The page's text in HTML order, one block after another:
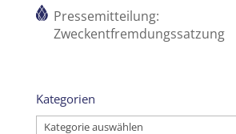
Pressemitteilung:
Zweckentfremdungssatzung
Kategorien
Kategorien